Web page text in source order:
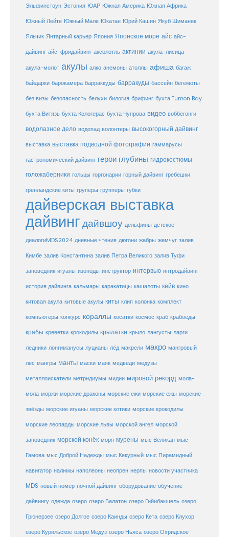
Эльфинстоун Эстония ЮАР Южная Америка Южная Африка
Южный Лейте Южный Мале Юкатан Юрий Кашин Якуб Шиманек
Яльчик Янтарный карьер Япония Японское море айс айс-
дайвинг айс-фридайвинг аксолотль актинии акула-лисица
акула-молот акулы алко анемоны атоллы афиша багаж
байдарки барокамера барраккуды барракуды бассейн бегемоты
без визы безопасность белухи билогия брифинг бухта Tumon Bay
бухта Витязь бухта Кологерас бухта Чупрова видео воббегонги
водолазное дело водопад волонтеры высокогорный дайвинг
выставка выставка подводной фотографии гаммарусы
гастрономический дайвинг герои глубины гидрокостюмы
голожаберники гольцы горгонарии горный дайвинг гребешки
гренландские киты груперы групперы губки
дайверская выставка
дайвингдайвшоу дельфины детское
диалогиMDS2024 дневные чтения дюгони жабры жемчуг залив
Кимбе залив Константина залив Петра Великого залив Туфи
заповедник игуаны изоподы инструктор интервью интродайвинг
история дайвинга кальмары каракатицы кашалоты кейв кино
китовая акула китовые акулы киты клип колонка комплект
компьютеры конкурс кораллы косатки космос краб крабоеды
крабы креветки крокодилы крылатки крыло лангусты ларги
ледники лонгиманусы луцианы лёд макрели макро мангровый
лес мангры манты маски маяк медведи медузы
металлоискатели метридиумы мидии мировой рекорд мола-
мола моржи морские драконы морские ежи морские ежы морские
звёзды морские игуаны морские котики морские крокодилы
морские леопарды морские львы морской ангел морской
заповедник морской конёк моря мурены мыс Великан мыс
Гамова мыс Доброй Надежды мыс Кекурный мыс Пирамидный
навигатор налимы наполеоны неопрен нерпы новости участника
MDS новый номер ночной дайвинг оборудование обучение
дайвингу одежда озеро озеро Балатон озеро Гийибакшель озеро
Грюнерзее озеро Долгое озеро Каинды озеро Кета озеро Клухор
озеро Курильское озеро Медуз озеро Ньяса озеро Охридское